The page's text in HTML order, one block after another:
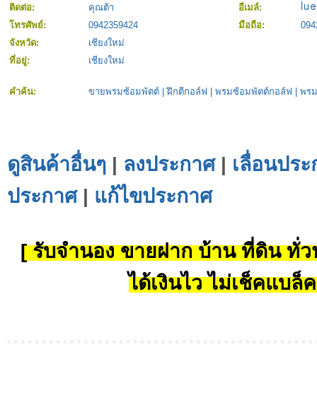
ติดต่อ:
คุณต้า
อีเมล์:
โทรศัพย์:
0942359424 มือถือ:
จังหวัด:
เชียงใหม่
ที่อยู่:
เชียงใหม่
คำค้น: ขายพรมซ้อมพัตต์ |ฝึกตีกอล์ฟ พรมซ้อมพัตต์กอล์ฟ พร
ดูสินค้าอื่นๆ | ลงประกาศ| เลื่อนปร
ประกาศ| แก้ไขประกาศ
[ รับจำนอง ขายฝาก บ้าน ที่ดิน ทั่ว
ได้เงินไว ไม่เช็คแบล็